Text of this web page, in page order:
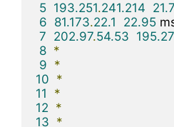
5 193.251.241.214
6 81.173.22.1 22.95
7 202.97.54.53 195.27
8 *
9 *
10 *
11
*
12 *
13 *